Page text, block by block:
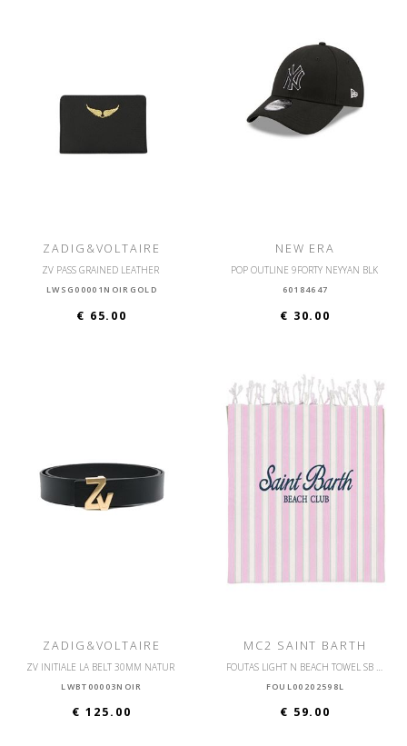
ZADIG&VOLTAIRE
ZV PASS GRAINED LEATHER
LWSG00001NOIRGOLD
€ 65.00
NEW ERA
POP OUTLINE 9FORTY NEYYAN BLK
60184647
€ 30.00
ZADIG&VOLTAIRE
ZV INITIALE LA BELT 30MM NATUR
LWBT00003NOIR
€ 125.00
MC2 SAINT BARTH
FOUTAS LIGHT N BEACH TOWEL SB BEACH STRIPES
FOUL00202598L
€ 59.00